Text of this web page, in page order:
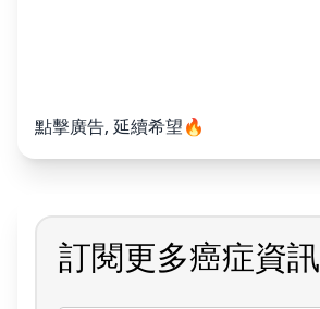
點擊廣告, 延續希望🔥
訂閱更多癌症資訊